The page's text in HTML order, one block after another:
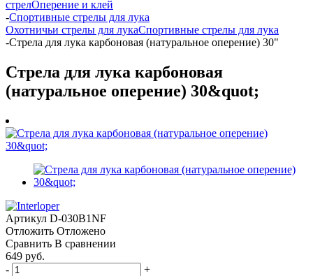
стрелОперение и клей
-Спортивные стрелы для лука
Охотничьи стрелы для лукаСпортивные стрелы для лука
-Стрела для лука карбоновая (натуральное оперение) 30"
Стрела для лука карбоновая
(натуральное оперение) 30&quot;
Артикул D-030B1NF
Отложить Отложено
Сравнить В сравнении
649 руб.
-
+